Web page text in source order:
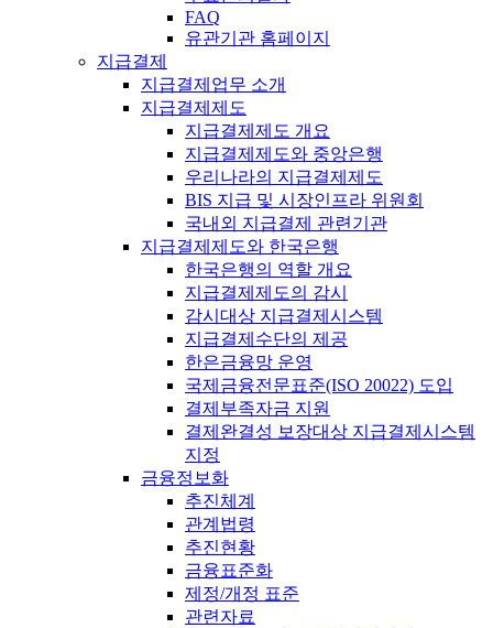
FAQ
유관기관 홈페이지
지급결제
지급결제업무 소개
지급결제제도
지급결제제도 개요
지급결제제도와 중앙은행
우리나라의 지급결제제도
BIS 지급 및 시장인프라 위원회
국내외 지급결제 관련기관
지급결제제도와 한국은행
한국은행의 역할 개요
지급결제제도의 감시
감시대상 지급결제시스템
지급결제수단의 제공
한은금융망 운영
국제금융전문표준(ISO 20022) 도입
결제부족자금 지원
결제완결성 보장대상 지급결제시스템
지정
금융정보화
추진체계
관계법령
추진현황
금융표준화
제정/개정 표준
관련자료